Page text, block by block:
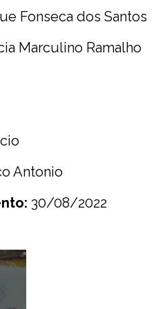
Fonseca dos Santos
Marculino Ramalho
Antonio
30/08/2022